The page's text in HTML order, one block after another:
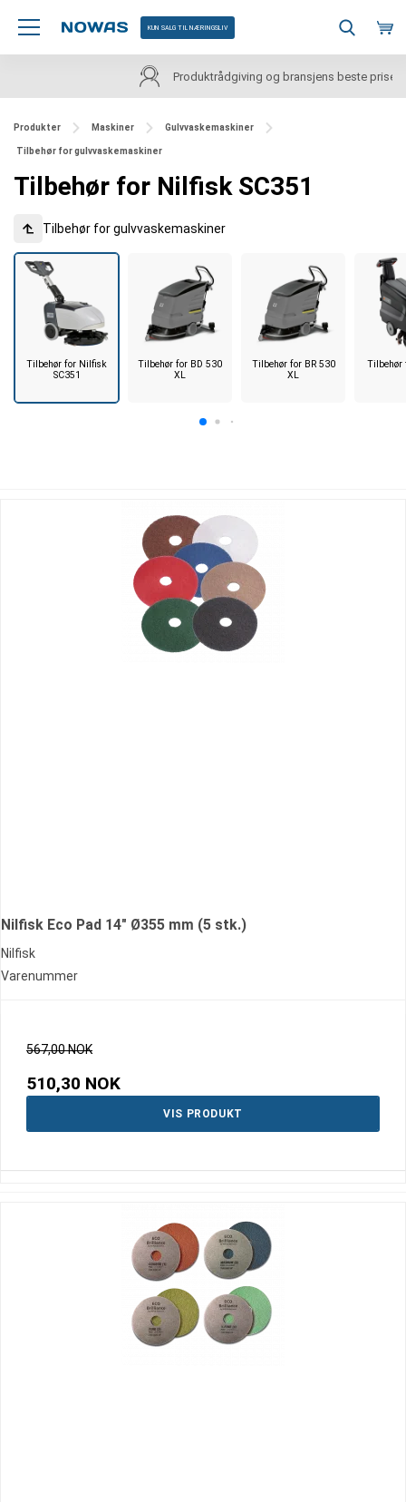
KUN SALG TIL NÆRINGSLIV
Produktrådgiving og bransjens beste priser
Produkter Maskiner Gulvvaskemaskiner
Tilbehør for gulvvaskemaskiner
Tilbehør for Nilfisk SC351
Tilbehør for gulvvaskemaskiner
Tilbehør for Nilfisk
SC351
Tilbehør for BD 530
XL
Tilbehør for BR 530
XL
Tilbehør
Nilfisk Eco Pad 14" Ø355 mm (5 stk.)
Nilfisk
Varenummer
567,00 NOK
510,30 NOK
VIS PRODUKT